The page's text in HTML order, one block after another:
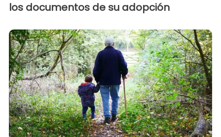
los documentos de su adopción